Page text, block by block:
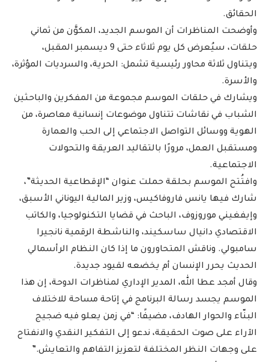
الحقائق.
وأوضحت المناظرات أن الموسم الجديد، المكوَّن من ثماني
حلقات، سيُعرض كل يوم ثلاثاء حتى 9 ديسمبر المقبل،
ويتناول ثلاثة محاور رئيسية تشمل: الحرية، والسرديات المؤثرة،
والأسرة.
ويشارك في حلقات الموسم مجموعة من المفكرين والباحثين
الشباب في نقاشات تتناول موضوعات إنسانية معاصرة، من
الهوية ووسائل التواصل الاجتماعي إلى الحب والعمارة
ومستقبل العمل، مرورًا بالتقاليد العريقة والتحولات
الاجتماعية.
وافتُتح الموسم بحلقة حملت عنوان “الإقطاعية الحديثة”،
شارك فيها يانس فاروفاكيس، وزير المالية اليوناني الأسبق،
وإيفغيني موروزوف، الباحث في قضايا التكنولوجيا، والكاتب
الاقتصادي دانيال ساسكيند، والناشطة الرقمية نانجيرا
سامبولي. وناقش المتحاورون ما إذا كان النظام الرأسمالي
الحديث يحرر الإنسان أم يخضعه لقيود جديدة.
وقال أمجد عطا الله، المدير الإداري لمناظرات الدوحة، إن هذا
الموسم يجسد رسالة البرنامج في إتاحة مساحة للاختلاف
البنّاء والحوار الهادف، مضيفًا: “في زمن يعلو فيه ضجيج
الآراء على صوت الحقيقة، ندعو إلى التفكير النقدي والانفتاح
على وجهات النظر المختلفة لتعزيز التفاهم والتعايش.”